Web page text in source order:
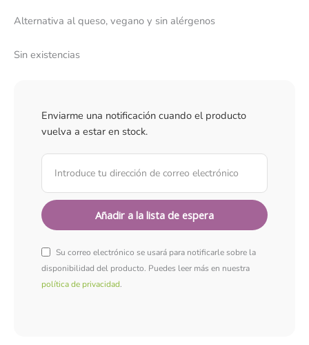
Alternativa al queso, vegano y sin alérgenos
Sin existencias
Enviarme una notificación cuando el producto
vuelva a estar en stock.
Su correo electrónico se usará para notificarle sobre la
disponibilidad del producto. Puedes leer más en nuestra
política de privacidad.